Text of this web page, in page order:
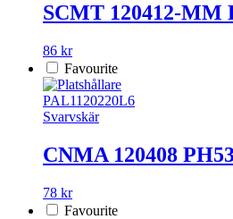
SCMT 120412-MM
86 kr
Favourite
PAL1120220L6
Svarvskär
CNMA 120408
78 kr
Favourite